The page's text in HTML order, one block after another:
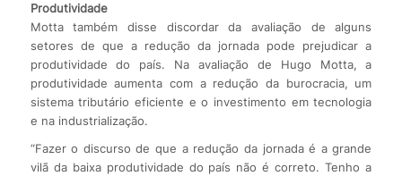
Produtividade
Motta também disse discordar da avaliação de alguns
setores de que a redução da jornada pode prejudicar a
produtividade do país. Na avaliação de Hugo Motta, a
produtividade aumenta com a redução da burocracia, um
sistema tributário eficiente e o investimento em tecnologia
e na industrialização.
“Fazer o discurso de que a redução da jornada é a grande
vilã da baixa produtividade do país não é correto. Tenho a